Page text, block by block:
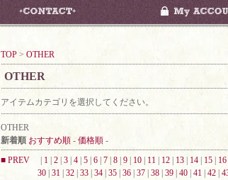
TOP > OTHER
OTHER
アイテムカテゴリを選択してください。
OTHER
新着順 おすすめ順 - 価格順 -
■ PREV
1 2 3 4 5 6 7 8 9 10 11 12 13 14 15 16
30| 31| 32| 33| 34| 35| 36| 37| 38| 39| 40| 41| 42|